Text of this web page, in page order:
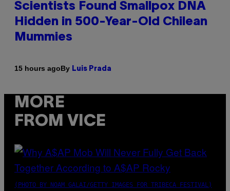
Scientists Found Smallpox DNA
Hidden in 500-Year-Old Chilean
Mummies
15 hours agoBy Luis Prada
MORE
FROM VICE
(PHOTO BY NOAM GALAI/GETTY IMAGES FOR TRIBECA FESTIVAL)